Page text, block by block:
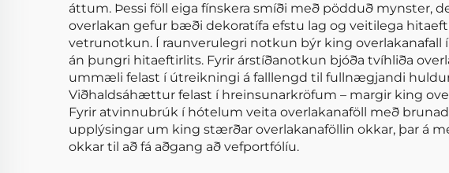
áttum. Þessi föll eiga fínskera smíði með pödduð mynster,
overlakan gefur bæði dekoratífa efstu lag og veitilega
vetrunotkun. Í raunverulegri notkun býr king
án þungri hitaeftirlits. Fyrir árstíðanotkun bjóða tvíhliða
ummæli felast í útreikningi á falllengd til fullnægjandi
Viðhaldsáhættur felast í hreinsunarkröfum – margir king
Fyrir atvinnubrúk í hótelum veita overlakanaföll með
upplýsingar um king stærðar overlakanaföllin okkar, þar á
okkar til að fá aðgang að vefportfólíu.